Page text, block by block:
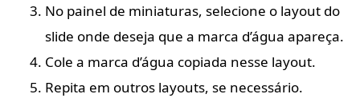
No painel de miniaturas, selecione o layout do
slide onde deseja que a marca d’água apareça.
Cole a marca d’água copiada nesse layout.
Repita em outros layouts, se necessário.